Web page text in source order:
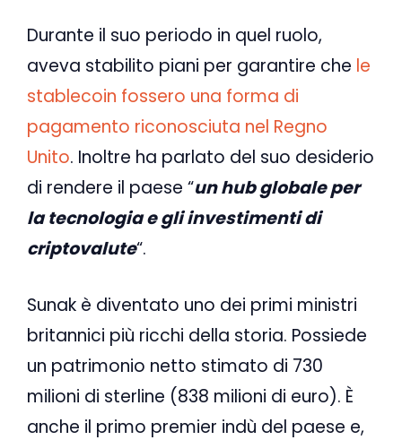
Durante il suo periodo in quel ruolo,
aveva stabilito piani per garantire che le
stablecoin fossero una forma di
pagamento riconosciuta nel Regno
Unito. Inoltre ha parlato del suo desiderio
di rendere il paese “un hub globale per
la tecnologia e gli investimenti di
criptovalute“.
Sunak è diventato uno dei primi ministri
britannici più ricchi della storia. Possiede
un patrimonio netto stimato di 730
milioni di sterline (838 milioni di euro). È
anche il primo premier indù del paese e,